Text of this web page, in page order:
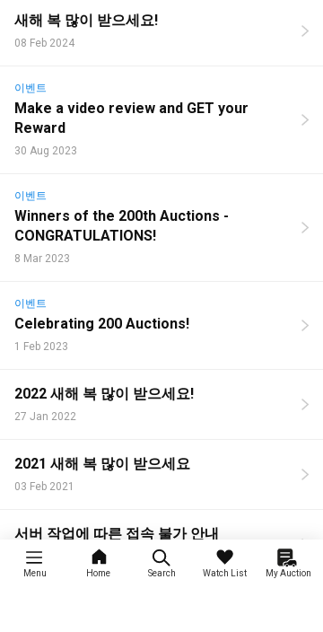
Menu Home Search Watch List My Auction
새해 복 많이 받으세요!
08 Feb 2024
이벤트
Make a video review and GET your
Reward
30 Aug 2023
이벤트
Winners of the 200th Auctions -
CONGRATULATIONS!
8 Mar 2023
이벤트
Celebrating 200 Auctions!
1 Feb 2023
2022 새해 복 많이 받으세요!
27 Jan 2022
2021 새해 복 많이 받으세요
03 Feb 2021
서버 작업에 따른 접속 불가 안내
12 Nov 2020